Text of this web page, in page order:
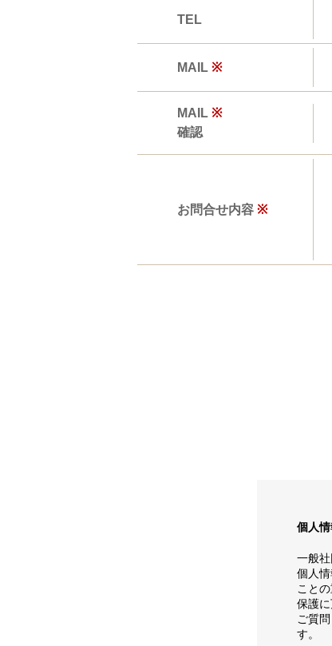
TEL
MAIL ※
MAIL ※
確認
お問合せ内容 ※
個人
一般
個人
こと
保護に
ご質
す。